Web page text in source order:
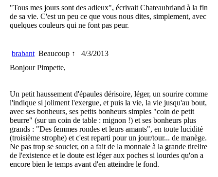
"Tous mes jours sont des adieux", écrivait Chateaubriand à la fin
de sa vie. C'est un peu ce que vous nous dites, simplement, avec
quelques couleurs qui ne font pas peur.
brabant Beaucoup ↑
4/3/2013
Bonjour Pimpette,
Un petit haussement d'épaules dérisoire, léger, un sourire comme
l'indique si joliment l'exergue, et puis la vie, la vie jusqu'au bout,
avec ses bonheurs, ses petits bonheurs simples "coin de petit
beurre" (sur un coin de table : mignon !) et ses bonheurs plus
grands : "Des femmes rondes et leurs amants", en toute lucidité
(troisième strophe) et c'est reparti pour un jour/tour... de manège.
Ne pas trop se soucier, on a fait de la monnaie à la grande tirelire
de l'existence et le doute est léger aux poches si lourdes qu'on a
encore bien le temps avant d'en atteindre le fond.